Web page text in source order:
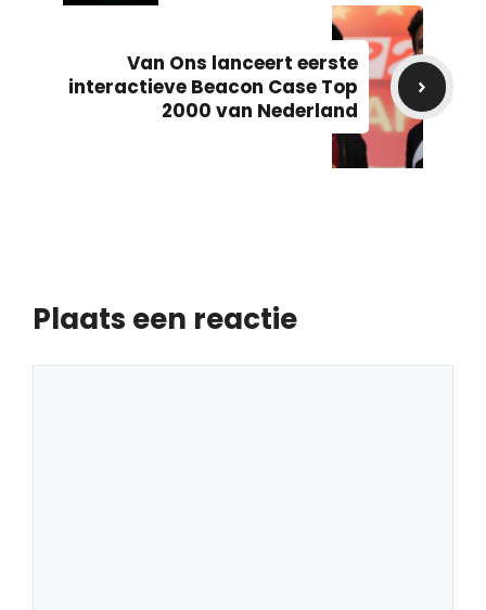
Van Ons lanceert eerste
interactieve Beacon Case Top
2000 van Nederland
Plaats een reactie